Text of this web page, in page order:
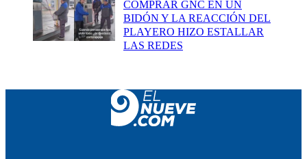
COMPRAR GNC EN UN
BIDÓN Y LA REACCIÓN DEL
PLAYERO HIZO ESTALLAR
LAS REDES